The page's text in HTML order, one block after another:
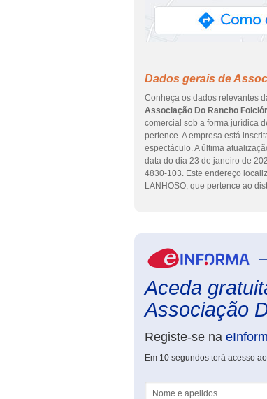
Dados gerais de
Conheça os dados relevantes
Associação Do Rancho
comercial sob a forma jurídica
pertence. A empresa está
espectáculo. A última
data do dia 23 de janeiro de
4830-103. Este endereço
LANHOSO, que pertence ao
Aceda
Associação
Registe-se na
Em 10 segundos terá acesso